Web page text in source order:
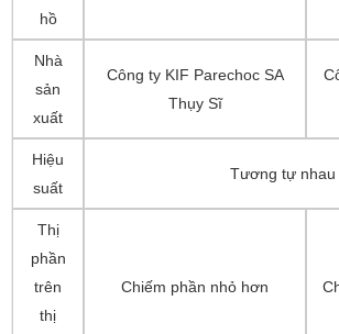
hồ
Nhà
sản
xuất
Công ty KIF Parechoc SA
Thụy Sĩ
Hiệu
suất
Tương tự nhau
Thị
phần
trên
thị
Chiếm phần nhỏ hơn